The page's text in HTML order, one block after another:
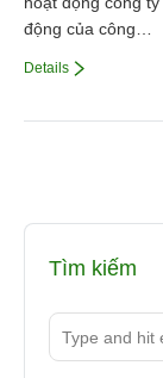
động của công…
Details
Tìm kiếm